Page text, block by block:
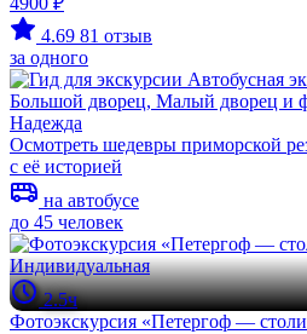
4.69 81 отзыв
за одного
Надежда
Осмотреть шедевры приморской
с её историей
на автобусе
до 45 человек
Индивидуальная
2.5ч
Фотоэкскурсия «Петергоф —